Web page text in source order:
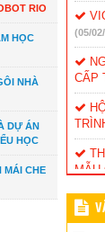
RIO
HỌC
NHÀ
DỰ ÁN
HỌC
MÁI CHE
(05/
CẤP
MẪU
HỌC